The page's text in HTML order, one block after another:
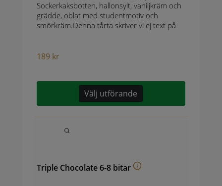
Sockerkaksbotten, hallonsylt, vaniljkräm och
grädde, oblat med studentmotiv och
smörkräm.Denna tårta skriver vi ej text på
189 kr
Välj utförande
Triple Chocolate 6-8 bitar